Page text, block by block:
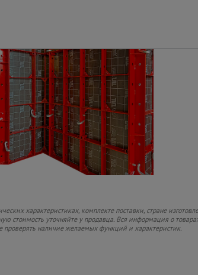
характеристиках, комплекте поставки, стране
стоимость уточняйте у продавца. Вся информация о
проверять наличие желаемых функций и характеристик.